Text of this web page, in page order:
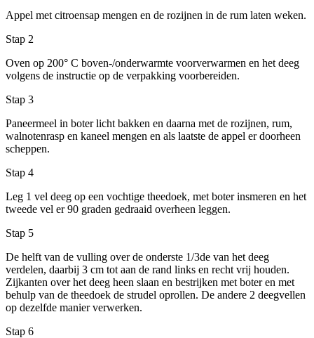
Appel met citroensap mengen en de rozijnen in de rum laten weken.
Stap 2
Oven op 200° C boven-/onderwarmte voorverwarmen en het deeg
volgens de instructie op de verpakking voorbereiden.
Stap 3
Paneermeel in boter licht bakken en daarna met de rozijnen, rum,
walnotenrasp en kaneel mengen en als laatste de appel er doorheen
scheppen.
Stap 4
Leg 1 vel deeg op een vochtige theedoek, met boter insmeren en het
tweede vel er 90 graden gedraaid overheen leggen.
Stap 5
De helft van de vulling over de onderste 1/3de van het deeg
verdelen, daarbij 3 cm tot aan de rand links en recht vrij houden.
Zijkanten over het deeg heen slaan en bestrijken met boter en met
behulp van de theedoek de strudel oprollen. De andere 2 deegvellen
op dezelfde manier verwerken.
Stap 6